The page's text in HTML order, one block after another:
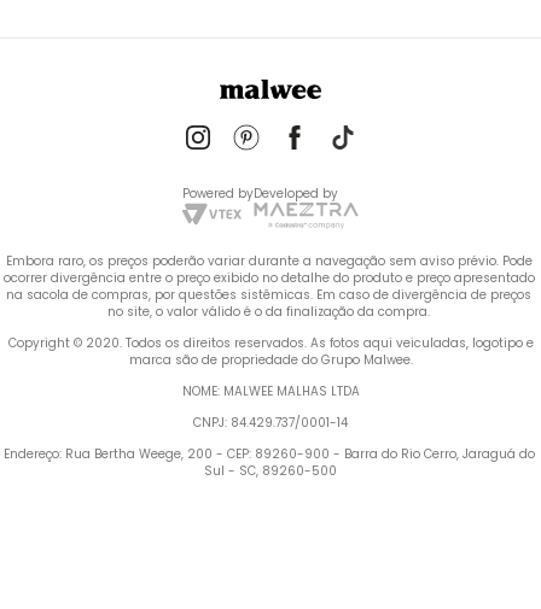
Powered byDeveloped by
Embora raro, os preços poderão variar durante a navegação sem aviso prévio. Pode
ocorrer divergência entre o preço exibido no detalhe do produto e preço apresentado
na sacola de compras, por questões sistêmicas. Em caso de divergência de preços
no site, o valor válido é o da finalização da compra.
marca são de propriedade do Grupo Malwee.
NOME: MALWEE MALHAS LTDA
CNPJ: 84.429.737/0001-14
Endereço: Rua Bertha Weege, 200 - CEP: 89260-900 - Barra do Rio Cerro, Jaraguá do
Sul - SC, 89260-500